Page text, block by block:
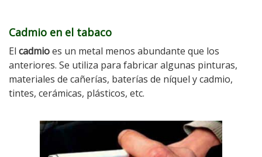
Cadmio en el tabaco
El cadmioes un metal menos abundante que los
anteriores. Se utiliza para fabricar algunas pinturas,
materiales de cañerías, baterías de níquel y cadmio,
tintes, cerámicas, plásticos, etc.